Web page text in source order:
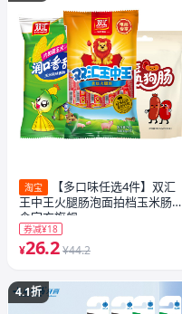
淘宝
【多口味任选4件】双汇
王中王火腿肠泡面拍档玉米肠零
食官方旗舰
券减¥18
¥26.2 ¥44.2
4.1折